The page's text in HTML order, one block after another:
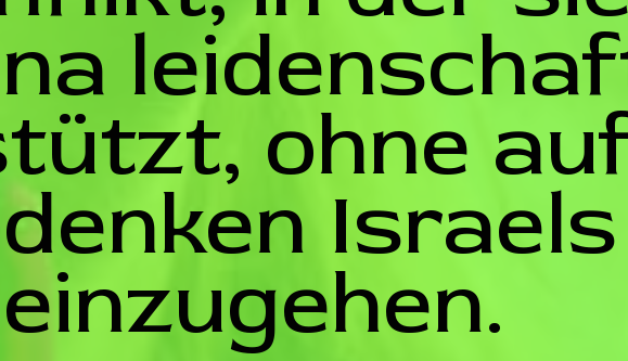
ohne
Israels
einzugehen.